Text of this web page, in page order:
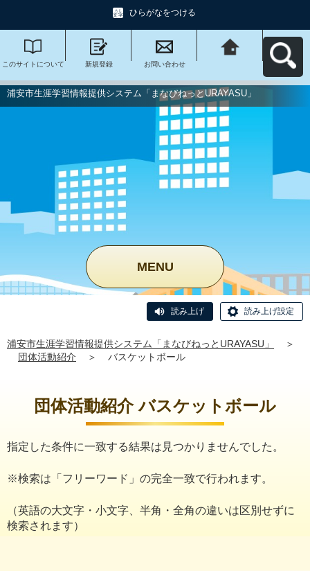
ひらがなをつける
このサイトについて 新規登録 お問い合わせ
びねっと
URAYASU」へ戻る
浦安市生涯学習情報提供システム「まなびねっとURAYASU」
MENU
読み上げ 読み上げ設定
浦安市生涯学習情報提供システム「まなびねっとURAYASU」
＞
団体活動紹介
＞ バスケットボール
団体活動紹介 バスケットボール
指定した条件に一致する結果は見つかりませんでした。
※検索は「フリーワード」の完全一致で行われます。
（英語の大文字・小文字、半角・全角の違いは区別せずに
検索されます）